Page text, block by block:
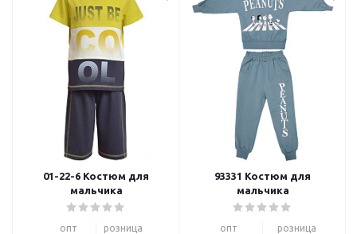
01-22-6 Костюм для
мальчика
опт розница
93331 Костюм для
мальчика
опт розница